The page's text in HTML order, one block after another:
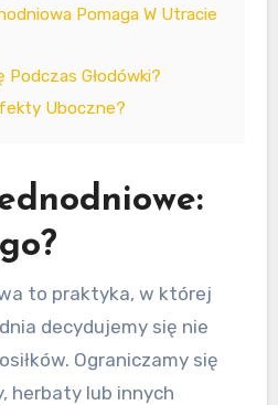
Pomaga W Utracie
Podczas Głodówki?
Uboczne?
to praktyka, w której
decydujemy się nie
Ograniczamy się
herbaty lub innych